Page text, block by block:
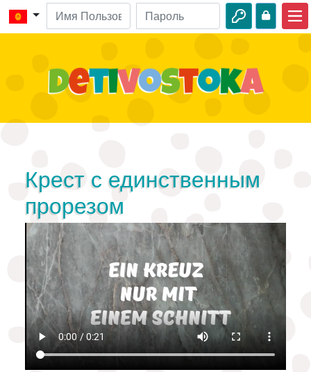
Библейские истории
Приключения
Творчество
Крест с единственным
прорезом